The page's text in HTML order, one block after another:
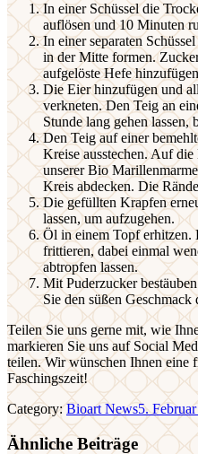
In einer Schüssel die
auflösen und 10 Minuten
In einer separaten
in der Mitte formen.
aufgelöste Hefe
Die Eier hinzufügen und
verkneten. Den Teig an
Stunde lang gehen lassen,
Den Teig auf einer
Kreise ausstechen. Auf
unserer Bio
Kreis abdecken. Die
Die gefüllten Krapfen
lassen, um aufzugehen.
Öl in einem Topf
frittieren, dabei einmal
abtropfen lassen.
Mit Puderzucker
Sie den süßen Geschmack
Teilen Sie uns gerne mit, wie
markieren Sie uns auf Social
teilen. Wir wünschen Ihnen eine
Faschingszeit!
Category:Bioart News5.
Ähnliche Beiträge